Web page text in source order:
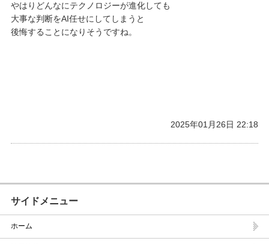
やはりどんなにテクノロジーが進化しても
大事な判断をAI任せにしてしまうと
後悔することになりそうですね。
2025年01月26日 22:18
サイドメニュー
ホーム